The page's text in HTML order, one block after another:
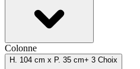
Colonne
H. 104 cm x P. 35 cm+ 3 Choix